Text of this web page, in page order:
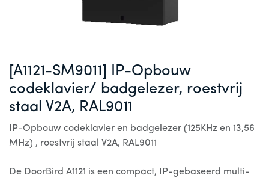
[A1121-SM9011] IP-Opbouw
codeklavier/ badgelezer, roestvrij
staal V2A, RAL9011
IP-Opbouw codeklavier en badgelezer (125KHz en 13,56
MHz) , roestvrij staal V2A, RAL9011
De DoorBird A1121 is een compact, IP-gebaseerd multi-